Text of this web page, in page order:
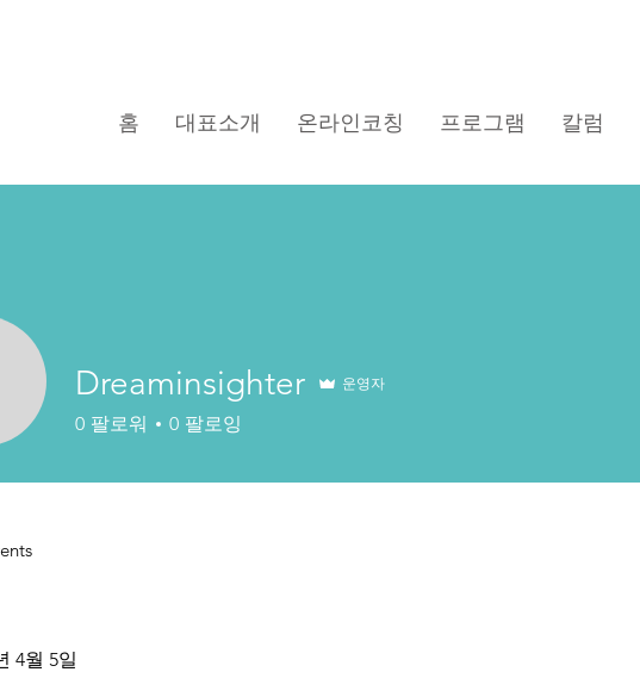
홈 대표소개 온라인코칭 프로그램 칼럼
4월 5일
Dreaminsighter 운영자
0 팔로워 0 팔로잉